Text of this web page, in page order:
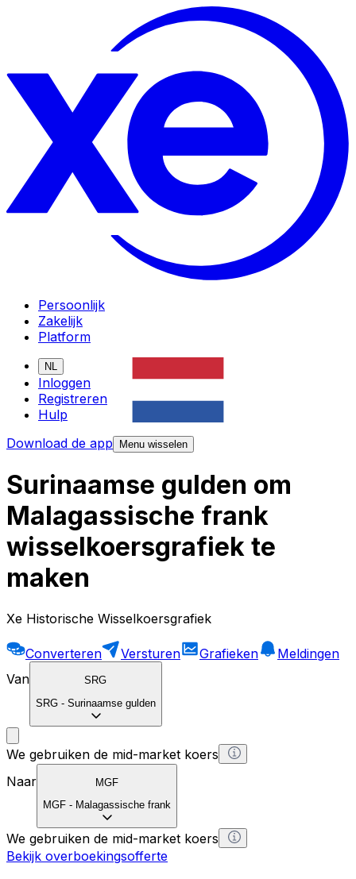
Persoonlijk
Zakelijk
Platform
NL
Inloggen
Registreren
Hulp
Download de app
Menu wisselen
Surinaamse gulden om
Malagassische frank
wisselkoersgrafiek te
maken
Xe Historische Wisselkoersgrafiek
Converteren Versturen Grafieken
Meldingen
Van
SRG
SRG - Surinaamse gulden
We gebruiken de mid-market koers
Naar
MGF
MGF - Malagassische frank
We gebruiken de mid-market koers
Bekijk overboekingsofferte